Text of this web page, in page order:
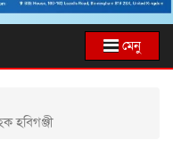
মেনু
হবিগঞ্জী